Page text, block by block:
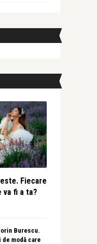
Fiecare
va fi a ta?
Burescu.
de modă care